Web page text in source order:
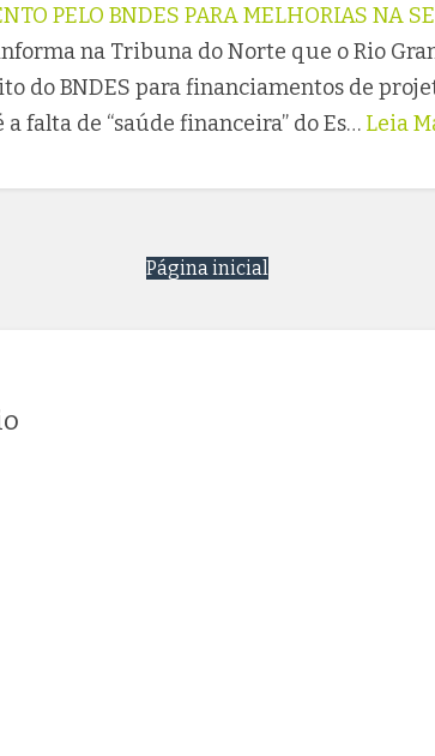
PELO BNDES PARA MELHORIAS NA
na Tribuna do Norte que o Rio
do BNDES para financiamentos de
falta de “saúde financeira” do Es… Leia
Página inicial